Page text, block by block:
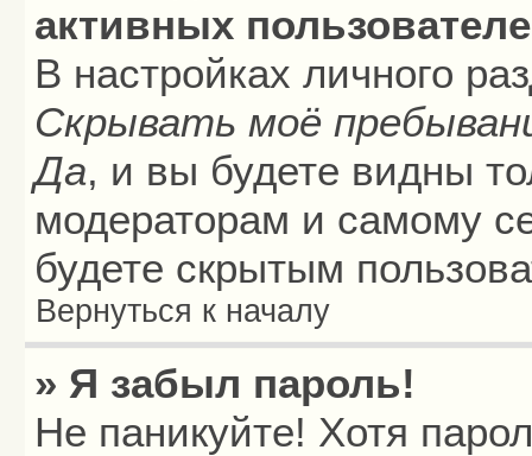
активных
В настройках личного
Скрывать моё
Да, и вы будете видны
модераторам и самому
будете скрытым
Вернуться к началу
» Я забыл пароль!
Не паникуйте! Хотя